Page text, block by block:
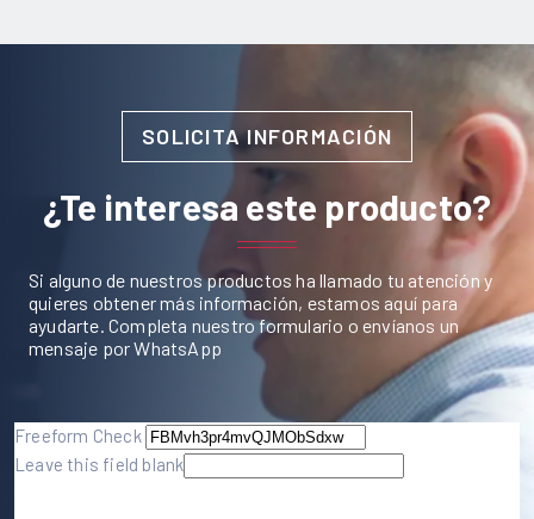
SOLICITA INFORMACIÓN
¿Te interesa este producto?
Si alguno de nuestros productos ha llamado tu atención y
quieres obtener más información, estamos aquí para
ayudarte. Completa nuestro formulario o envíanos un
mensaje por WhatsApp
Freeform Check
Leave this field blank